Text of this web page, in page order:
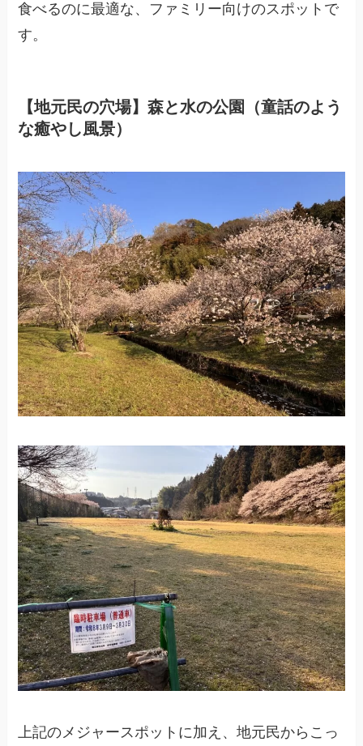
食べるのに最適な、ファミリー向けのスポットで
す。
【地元民の穴場】森と水の公園（童話のよう
な癒やし風景）
上記のメジャースポットに加え、地元民からこっ